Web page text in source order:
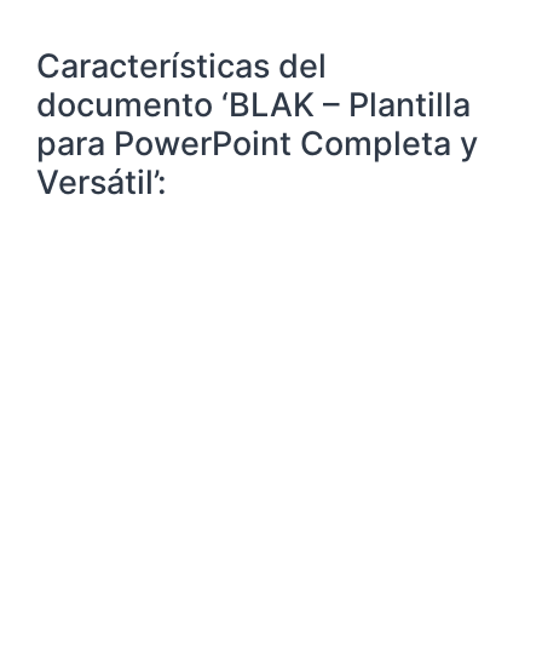
Características del
documento ‘BLAK – Plantilla
para PowerPoint Completa y
Versátil’: